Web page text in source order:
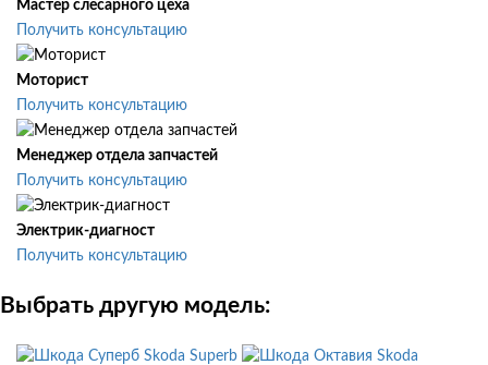
Мастер слесарного цеха
Получить консультацию
Моторист
Получить консультацию
Менеджер отдела запчастей
Получить консультацию
Электрик-диагност
Получить консультацию
Выбрать другую модель:
Skoda Superb
Skoda